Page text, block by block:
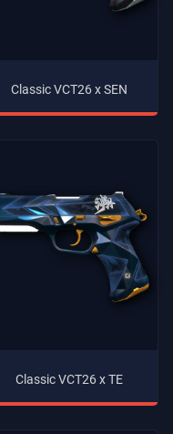
Classic VCT26 x SEN
Classic VCT26 x TE